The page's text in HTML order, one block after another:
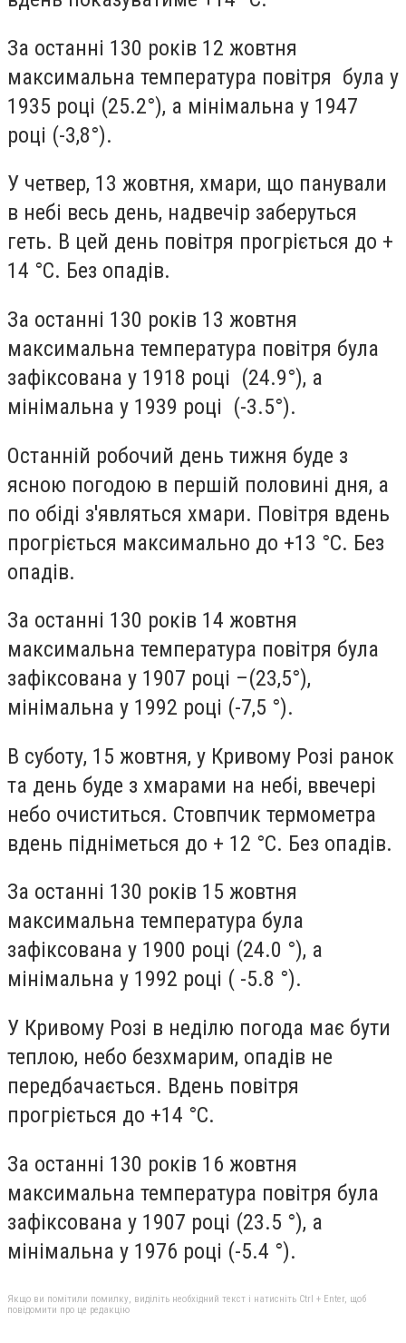
За останні 130 років 12 жовтня
максимальна температура повітря була у
1935 році (25.2°), а мінімальна у 1947
році (-3,8°).
У четвер, 13 жовтня, хмари, що панували
в небі весь день, надвечір заберуться
геть. В цей день повітря прогріється до +
14 °C. Без опадів.
За останні 130 років 13 жовтня
максимальна температура повітря була
зафіксована у 1918 році (24.9°), а
мінімальна у 1939 році (-3.5°).
Останній робочий день тижня буде з
ясною погодою в першій половині дня, а
по обіді з'являться хмари. Повітря вдень
прогріється максимально до +13 °C. Без
опадів.
За останні 130 років 14 жовтня
максимальна температура повітря була
зафіксована у 1907 році –(23,5°),
мінімальна у 1992 році (-7,5 °).
В суботу, 15 жовтня, у Кривому Розі ранок
та день буде з хмарами на небі, ввечері
небо очиститься. Стовпчик термометра
вдень підніметься до + 12 °C. Без опадів.
За останні 130 років 15 жовтня
максимальна температура була
зафіксована у 1900 році (24.0 °), а
мінімальна у 1992 році ( -5.8 °).
У Кривому Розі в неділю погода має бути
теплою, небо безхмарим, опадів не
передбачається. Вдень повітря
прогріється до +14 °C.
За останні 130 років 16 жовтня
максимальна температура повітря була
зафіксована у 1907 році (23.5 °), а
мінімальна у 1976 році (-5.4 °).
Якщо ви помітили помилку, виділіть необхідний текст і натисніть Ctrl + Enter, щоб
повідомити про це редакцію